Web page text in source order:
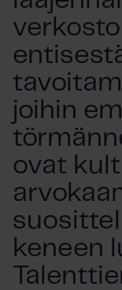
joihin
ovat
keneen